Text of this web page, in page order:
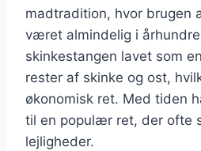
madtradition, hvor brugen
været almindelig i
skinkestangen lavet som
rester af skinke og ost,
økonomisk ret. Med tiden
til en populær ret, der ofte
lejligheder.